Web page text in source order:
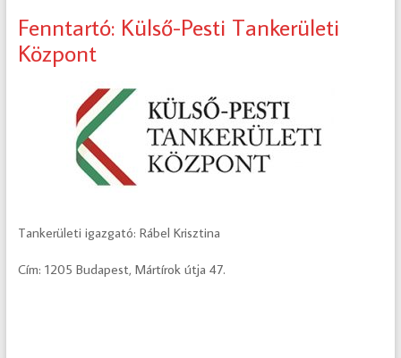
Fenntartó: Külső-Pesti Tankerületi
Központ
Tankerületi igazgató: Rábel Krisztina
Cím: 1205 Budapest, Mártírok útja 47.